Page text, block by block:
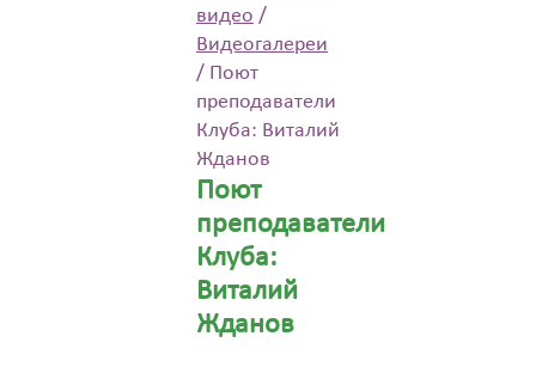
видео /
Видеогалереи
/ Поют
преподаватели
Клуба: Виталий
Жданов
Поют
преподаватели
Клуба:
Виталий
Жданов